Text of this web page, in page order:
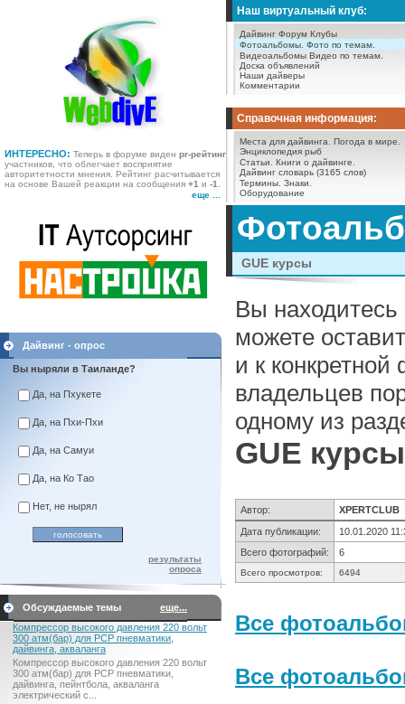
ИНТЕРЕСНО: Теперь в форуме виден pr-рейтинг
участников, что облегчает восприятие
авторитетности мнения. Рейтинг расчитывается
на основе Вашей реакции на сообщения +1 и -1
еще ...
Наш виртуальный клуб:
Дайвинг Форум Клубы
Фотоальбомы. Фото по темам.
Видеоальбомы Видео по темам.
Доска объявлений
Наши дайверы
Комментарии
Справочная информация:
Места для дайвинга.
Погода в мире.
Энциклопедия рыб
Статьи.
Книги о дайвинге.
Дайвинг словарь (3165 слов)
Термины. Знаки.
Оборудование
Дайвинг - опрос
Вы ныряли в Таиланде?
Да, на Пхукете
Да, на Пхи-Пхи
Да, на Самуи
Да, на Ко Тао
Нет, не нырял
результаты
опроса
Обсуждаемые темы
еще...
Компрессор высокого давления 220 вольт
300 атм(бар) для PCP пневматики,
дайвинга, акваланга
Компрессор высокого давления 220 вольт
300 атм(бар) для PCP пневматики,
дайвинга, пейнтбола, акваланга
электрический c...
GUE курсы
Вы
можете
и к
владельцев
одному из
GUE курсы
Автор:
XPERTCLUB
Дата публикации:
10.01.2020
Всего фотографий:
6
Всего просмотров: 6494
Все
Все